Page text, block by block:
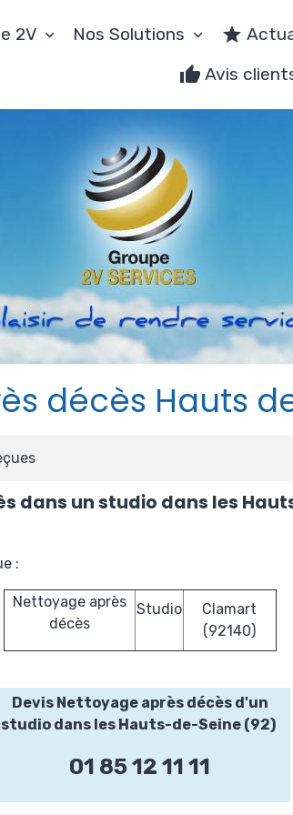
2V Nos Solutions
Avis
décès Hauts
dans un studio dans les
:
Nettoyage après
décès
Studio
Clamart
(92140)
Devis Nettoyage après décès d'un
studio dans les Hauts-de-Seine (92)
01 85 12 11 11